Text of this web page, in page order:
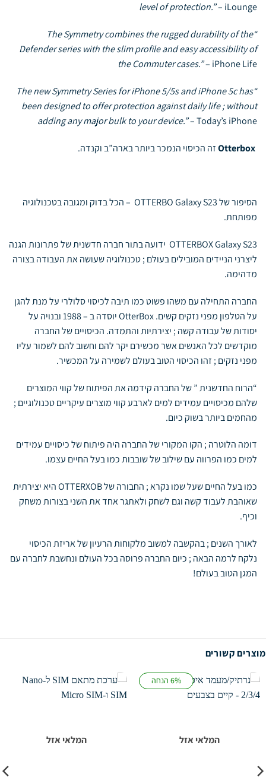
level of protection.”– iLounge
“The Symmetry combines the rugged durability of the
Defender series with the slim profile and easy accessibility of
the Commuter cases.”– iPhone Life
“The new Symmetry Series for iPhone 5/5s and iPhone 5c has
been designed to offer protection against daily life ; without
adding any major bulk to your device.”–Today’s iPhone
Otterboxזה הכיסוי הנמכר ביותר בארה”ב וקנדה.
הסיפור של OTTERBO Galaxy S23 – הכל בדוק ומגובה בטכנולוגיה
מפותחת.
OTTERBOX Galaxy S23 ידועה בתור חברה חדשנית של פתרונות הגנה
ליצרני הניידים המובילים בעולם ; טכנולוגיה שעושה את העבודה בצורה
מדהימה.
החברה התחילה עם משהו פשוט כמו תיבה לכיסוי סלולרי על מנת להגן
על הטלפון מפני נזקים קשים. OtterBox יוסדה ב – 1988 ובנויה על
יסודות של עבודה קשה ; יצירתיות והתמדה. הכיסויים של החברה
מוקדשים לכל האנשים אשר מכשירם יקר להם וחשוב להם לשמור עליו
מפני נזקים ; זהו הכיסוי הטוב בעולם לשמירה על המכשיר.
“הרוח החדשנית ” של החברה קידמה את הפיתוח של קווי המוצרים
שלהם מכיסויים עמידים למים לארבע קווי מוצרים עיקריים טכנולוגיים ;
מהחמים ביותר בשוק כיום.
דומה הלוטרה ; הקו המקורי של החברה היה פיתוח של כיסויים עמידים
למים כמו הפרווה עם שילוב של שובבות כמו בעל החיים עצמו.
כמו בעל החיים שעל שמו נקרא ; החבורה של OTTERXOB היא יצירתית
שאוהבת לעבוד קשה וגם לשחק ולאתגר אחד את השני בצורות משחק
וכיף.
לאורך השנים ; בהקשבה למשוב מלקוחות הרעיון של אריזת הכיסוי
נלקח לרמה הבאה ; כיום החברה פרוסה בכל העולם ונחשבת לחברה עם
המגן הטוב בעולם!
מוצרים קשורים
6% הנחה
המלאי אזל המלאי אזל